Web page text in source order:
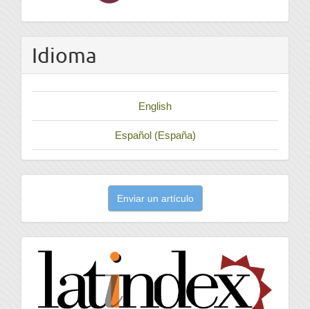
Idioma
English
Español (España)
artículo
Enviar un artículo
latindex